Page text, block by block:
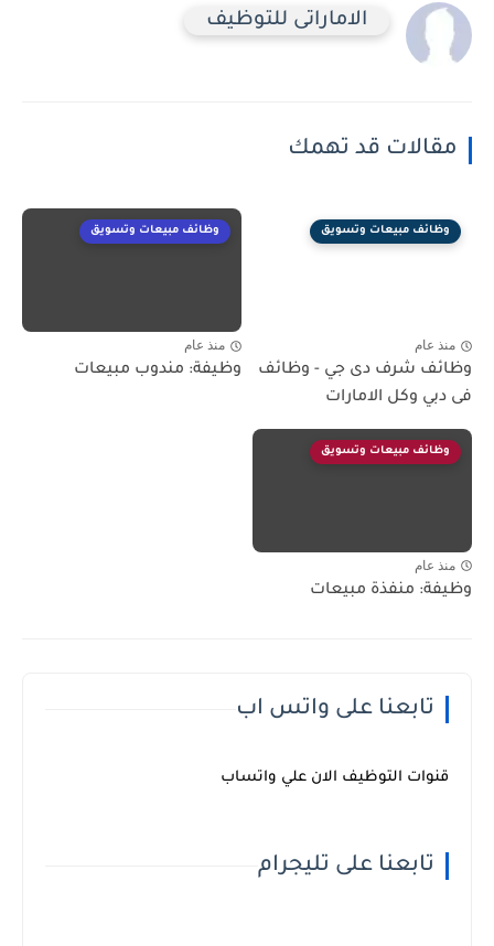
الاماراتى للتوظيف
مقالات قد تهمك
وظائف مبيعات وتسويق
منذ عام
وظائف شرف دى جي - وظائف
فى دبي وكل الامارات
وظائف مبيعات وتسويق
منذ عام
وظيفة: مندوب مبيعات
وظائف مبيعات وتسويق
منذ عام
وظيفة: منفذة مبيعات
تابعنا على واتس اب
قنوات التوظيف الان علي واتساب
تابعنا على تليجرام